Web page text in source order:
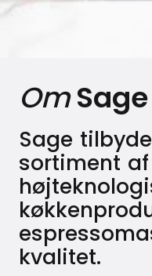
OmSage
Sage
sortiment
kvalitet.